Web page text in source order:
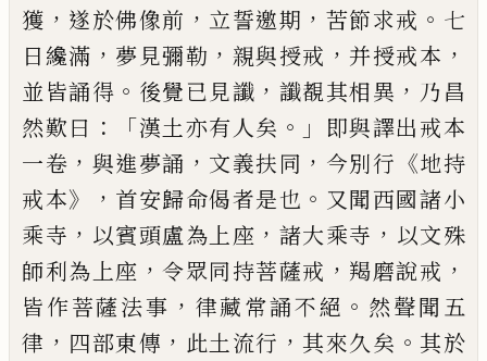
獲 ， 遂於佛像前 ， 立誓邀期 ， 苦節求戒 。 七
日纔滿 ， 夢見彌勒 ， 親與授戒 ， 并授戒本 ，
並皆誦得 。 後覺已見讖 ， 讖覩其相異 ， 乃昌
然歎曰 ：「漢土亦有人矣 。」
即與譯出戒本
一卷 ， 與進夢誦 ， 文義扶同 ， 今別行 《地持
戒本》， 首安歸命偈者是也 。 又聞西國諸小
乘寺 ， 以賓頭盧為上座 ， 諸大乘寺 ， 以文殊
師利為上座 ，令眾同持菩薩戒 ， 羯磨說戒 ，
皆作菩薩法事 ， 律藏常誦不絕 。 然聲聞五
律 ， 四部東傳 ， 此土流行 ，其來久矣 。其於